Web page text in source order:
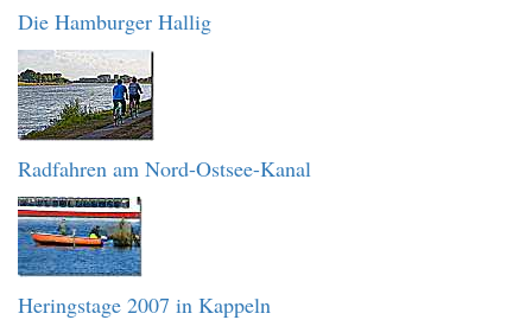
Die Hamburger Hallig
Radfahren am Nord-Ostsee-Kanal
Heringstage 2007 in Kappeln